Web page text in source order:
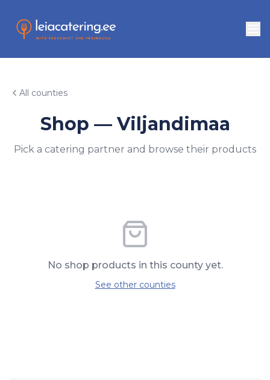
All counties
Shop — Viljandimaa
Pick a catering partner and browse their products
No shop products in this county yet.
See other counties